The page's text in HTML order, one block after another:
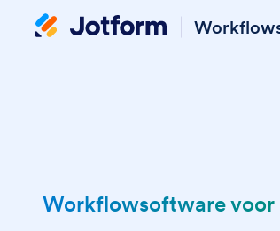
Workflowsoftware voor